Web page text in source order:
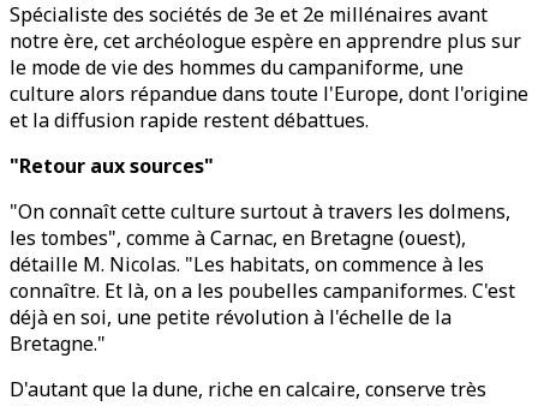
Spécialiste des sociétés de 3e et 2e millénaires avant
notre ère, cet archéologue espère en apprendre plus sur
le mode de vie des hommes du campaniforme, une
culture alors répandue dans toute l'Europe, dont l'origine
et la diffusion rapide restent débattues.
"Retour aux sources"
"On connaît cette culture surtout à travers les dolmens,
les tombes", comme à Carnac, en Bretagne (ouest),
détaille M. Nicolas. "Les habitats, on commence à les
connaître. Et là, on a les poubelles campaniformes. C'est
déjà en soi, une petite révolution à l'échelle de la
Bretagne."
D'autant que la dune, riche en calcaire, conserve très